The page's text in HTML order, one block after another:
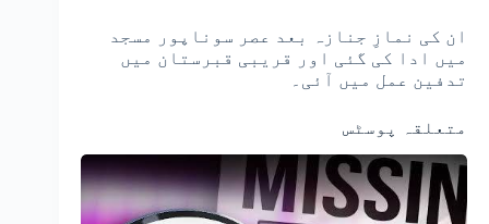
ان کی نمازِ جنازہ بعد عصر سوناپور مسجد
میں ادا کی گئی اور قریبی قبرستان میں
تدفین عمل میں آئی۔
متعلقہ پوسٹس